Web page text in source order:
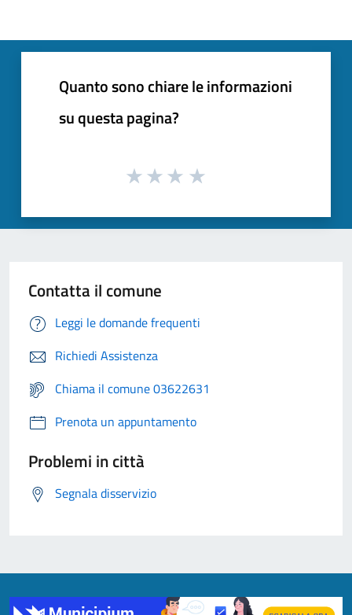
Quanto sono chiare le informazioni
su questa pagina?
Contatta il comune
Leggi le domande frequenti
Richiedi Assistenza
Chiama il comune 03622631
Prenota un appuntamento
Problemi in città
Segnala disservizio